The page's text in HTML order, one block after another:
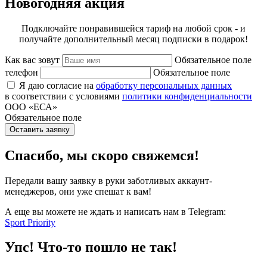
Подключайте понравившейся тариф на любой срок - и
получайте дополнительный месяц подписки в подарок!
Как вас зовут
Обязательное поле
телефон
Обязательное поле
Я даю согласие на обработку персональных данных
в соответствии с условиями политики конфиденциальности
ООО «ЕСА»
Обязательное поле
Оставить заявку
Спасибо, мы скоро свяжемся!
Передали вашу заявку в руки заботливых аккаунт-
менеджеров, они уже спешат к вам!
А еще вы можете не ждать и написать нам в Telegram:
Sport Priority
Упс! Что-то пошло не так!